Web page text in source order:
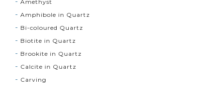
Amethyst
Amphibole in Quartz
Bi-coloured Quartz
Biotite in Quartz
Brookite in Quartz
Calcite in Quartz
Carving